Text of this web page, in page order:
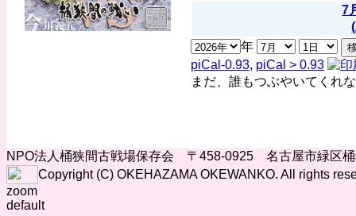
7
年
piCal-0.93, piCal > 0.93
まだ、誰もつぶやいてくれ
NPO法人桶狭間古戦場保存会 〒458-0925 名古屋市緑区桶
Copyright (C) OKEHAZAMA OKEWANKO. All rights
zoom
default